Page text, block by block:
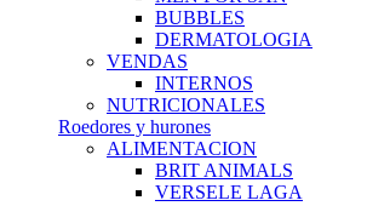
BUBBLES
DERMATOLOGIA
VENDAS
INTERNOS
NUTRICIONALES
Roedores y hurones
ALIMENTACION
BRIT ANIMALS
VERSELE LAGA